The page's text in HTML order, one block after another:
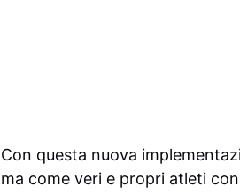
Con questa nuova
ma come veri e propri atleti